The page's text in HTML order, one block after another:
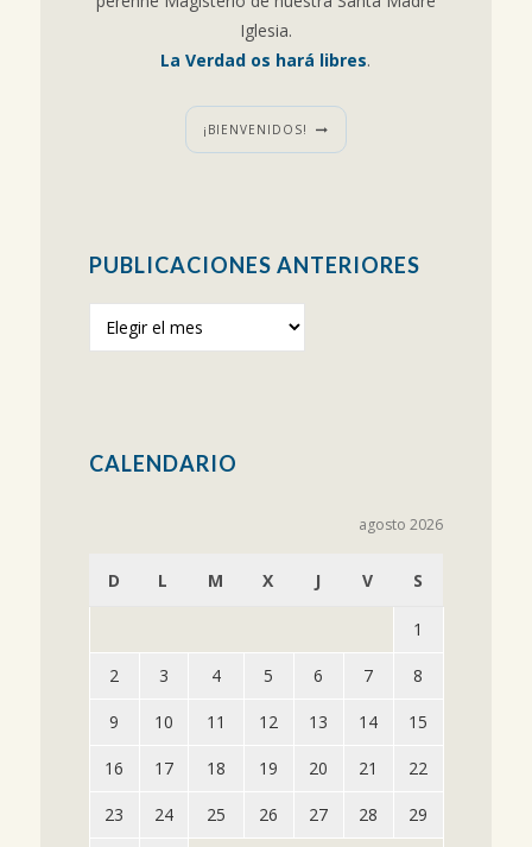
Iglesia.
La Verdad os hará libres.
¡BIENVENIDOS!
PUBLICACIONES ANTERIORES
anteriores
CALENDARIO
agosto 2026
D L M X J V S
1
2 3 4 5 6 7 8
9 10 11 12 13 14 15
16 17 18 19 20 21 22
23 24 25 26 27 28 29